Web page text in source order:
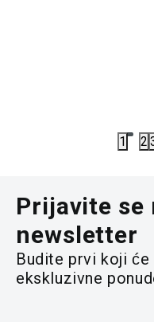
1 2
Prijavite se
newsletter
Budite prvi koji
ekskluzivne